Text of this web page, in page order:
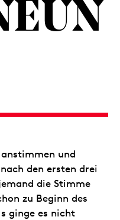
und
den ersten drei
die Stimme
zu Beginn des
ginge es nicht